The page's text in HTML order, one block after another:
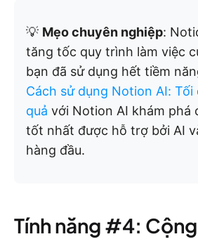
💡 Mẹo chuyên nghiệp:
tăng tốc quy trình làm việc
bạn đã sử dụng hết tiềm
Cách sử dụng Notion AI: Tối
quả với Notion AI khám phá
tốt nhất được hỗ trợ bởi AI
hàng đầu.
Tính năng #4: